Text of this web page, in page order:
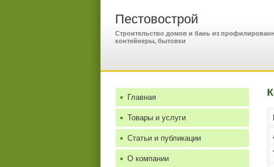
Пестовострой
Строительство домов и бань из
контейнеры, бытовки
Главная
Товары и услуги
Статьи и публикации
О компании